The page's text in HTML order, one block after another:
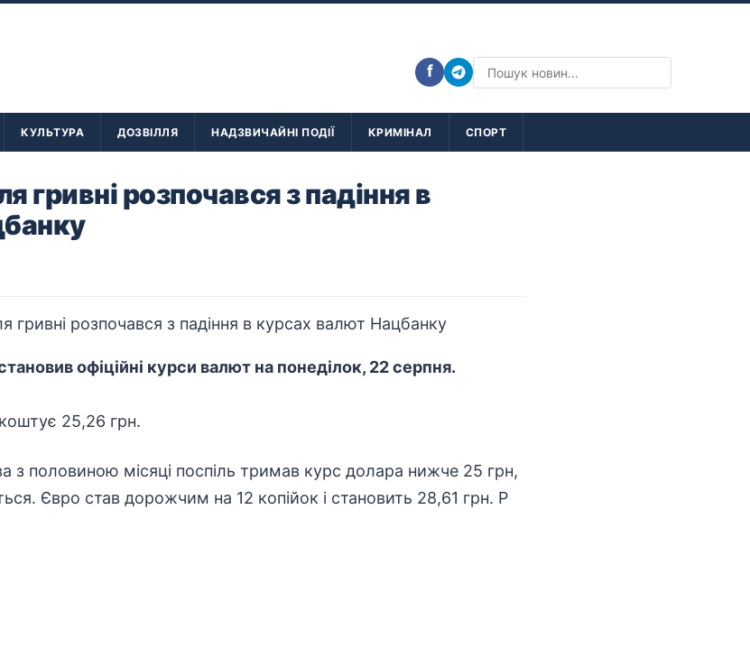
f
КУЛЬТУРА ДОЗВІЛЛЯ НАДЗВИЧАЙНІ ПОДІЇ КРИМІНАЛ СПОРТ
гривні розпочався з падіння в
офіційні курси валют на понеділок, 22 серпня.
25,26 грн.
з половиною місяці поспіль тримав курс долара нижче 25 грн,
Євро став дорожчим на 12 копійок і становить 28,61 грн. Р